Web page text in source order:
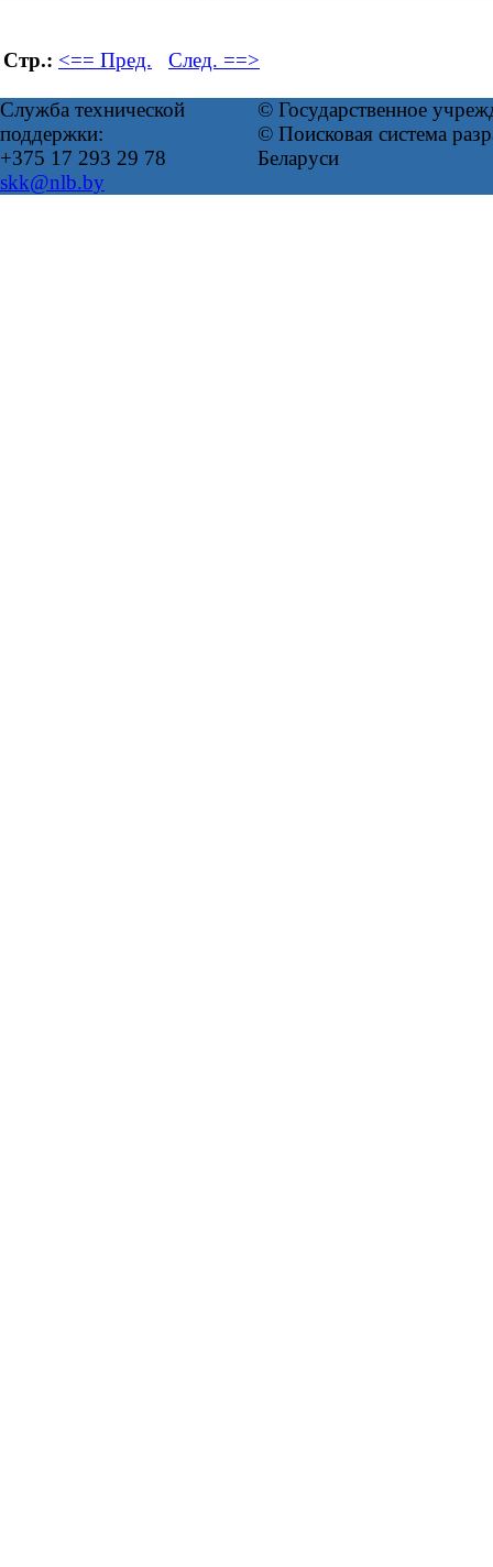
Стр.: <== Пред. След. ==>
Служба технической
поддержки:
+375 17 293 29 78
skk@nlb.by
© Государственное
© Поисковая система
Беларуси